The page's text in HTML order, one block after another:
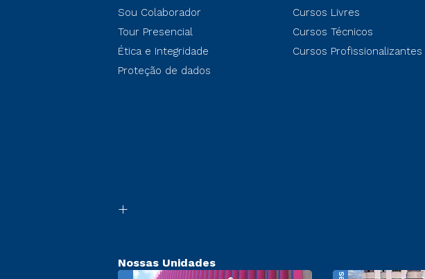
Sou Colaborador
Tour Presencial
Ética e Integridade
Proteção de dados
Cursos Livres
Cursos Técnicos
Cursos Profissionalizantes
Nossas Unidades